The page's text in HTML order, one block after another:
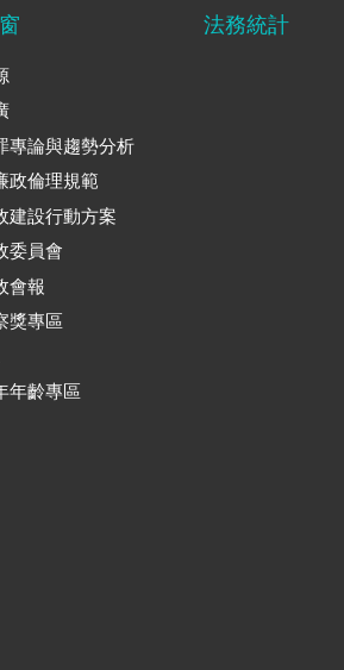
專論與趨勢分析
政倫理規範
建設行動方案
委員會
會報
獎專區
年齡專區
法務統計